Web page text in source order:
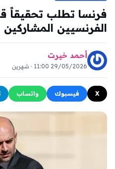
فرنسا تطلب تحقيقاً
الفرنسيين
أحمد خيرت
29/05/2026 11:00 · شهرين
X فيسبوك واتساب